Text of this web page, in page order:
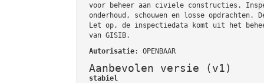
voor beheer aan civiele constructies.
onderhoud, schouwen en losse opdrachten.
Let op, de inspectiedata komt uit het
van GISIB.
Autorisatie: OPENBAAR
Aanbevolen versie (v1)
stabiel